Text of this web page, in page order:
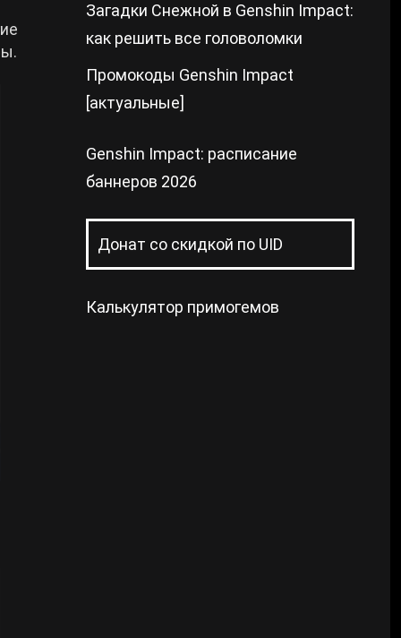
Загадки Снежной в Genshin Impact:
как решить все головоломки
Промокоды Genshin Impact
[актуальные]
Genshin Impact: расписание
баннеров 2026
Донат со скидкой по UID
Калькулятор примогемов